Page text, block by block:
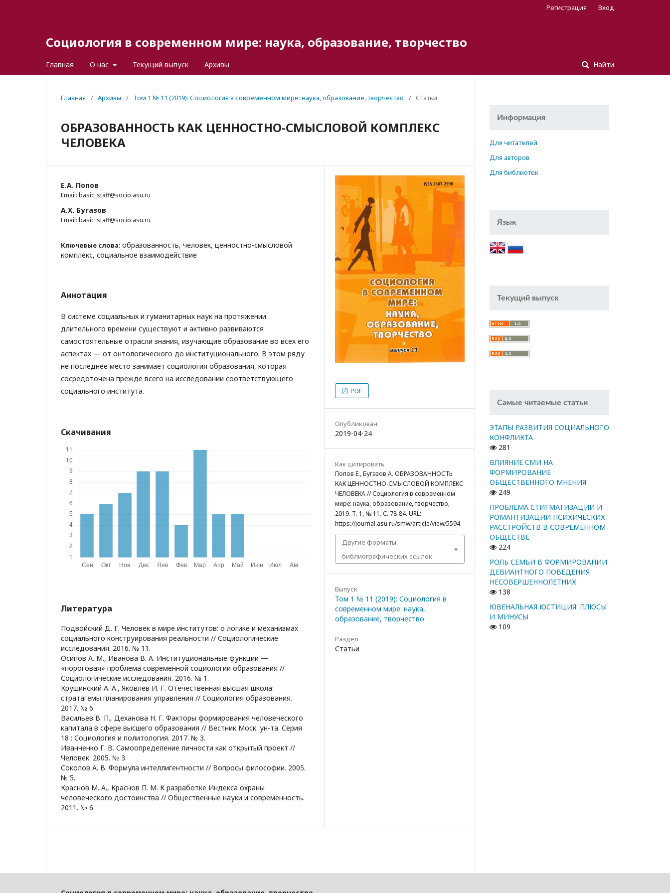
Социология в современном мире: наука, образование, творчество
Главная О нас Текущий выпуск Архивы Найти
Регистрация Вход
Главная / Архивы / Том 1 № 11 (2019): Социология в современном мире: наука, образование, творчество / Статьи
ОБРАЗОВАННОСТЬ КАК ЦЕННОСТНО-СМЫСЛОВОЙ КОМПЛЕКС
ЧЕЛОВЕКА
Е.А. Попов
Email: basic_staff@socio.asu.ru
А.Х. Бугазов
Email: basic_staff@socio.asu.ru
Ключевые слова: образованность, человек, ценностно-смысловой
комплекс, социальное взаимодействие
Аннотация
В системе социальных и гуманитарных наук на протяжении
длительного времени существуют и активно развиваются
самостоятельные отрасли знания, изучающие образование во всех его
аспектах — от онтологического до институционального. В этом ряду
не последнее место занимает социология образования, которая
сосредоточена прежде всего на исследовании соответствующего
социального института.
Скачивания
Литература
Подвойский Д. Г. Человек в мире институтов: о логике и механизмах
социального конструирования реальности // Социологические
исследования. 2016. № 11.
Осипов А. М., Иванова В. А. Институциональные функции —
«пороговая» проблема современной социологии образования //
Социологические исследования. 2016. № 1.
Крушинский А. А., Яковлев И. Г. Отечественная высшая школа:
стратагемы планирования управления // Социология образования.
2017. № 6.
Васильев В. П., Деханова Н. Г. Факторы формирования человеческого
капитала в сфере высшего образования // Вестник Моск. ун-та. Серия
18 : Социология и политология. 2017. № 3.
Иванченко Г. В. Самоопределение личности как открытый проект //
Человек. 2005. № 3.
Соколов А. В. Формула интеллигентности // Вопросы философии. 2005.
№ 5.
Краснов М. А., Краснов П. М. К разработке Индекса охраны
человеческого достоинства // Общественные науки и современность.
2011. № 6.
PDF
Опубликован
2019-04-24
Как цитировать
Попов Е., Бугазов А. ОБРАЗОВАННОСТЬ
КАК ЦЕННОСТНО-СМЫСЛОВОЙ КОМПЛЕКС
ЧЕЛОВЕКА // Социология в современном
мире: наука, образование, творчество,
2019. Т. 1, № 11. С. 78-84. URL:
https://journal.asu.ru/smw/article/view/5594.
Другие форматы
библиографических ссылок
Выпуск
Том 1 № 11 (2019): Социология в
современном мире: наука,
образование, творчество
Раздел
Статьи
Информация
Для читателей
Для авторов
Для библиотек
Язык
Текущий выпуск
Самые читаемые статьи
ЭТАПЫ РАЗВИТИЯ СОЦИАЛЬНОГО
КОНФЛИКТА
281
ВЛИЯНИЕ СМИ НА
ФОРМИРОВАНИЕ
ОБЩЕСТВЕННОГО МНЕНИЯ
249
ПРОБЛЕМА СТИГМАТИЗАЦИИ И
РОМАНТИЗАЦИИ ПСИХИЧЕСКИХ
РАССТРОЙСТВ В СОВРЕМЕННОМ
ОБЩЕСТВЕ
224
РОЛЬ СЕМЬИ В ФОРМИРОВАНИИ
ДЕВИАНТНОГО ПОВЕДЕНИЯ
НЕСОВЕРШЕННОЛЕТНИХ
138
ЮВЕНАЛЬНАЯ ЮСТИЦИЯ: ПЛЮСЫ
И МИНУСЫ
109